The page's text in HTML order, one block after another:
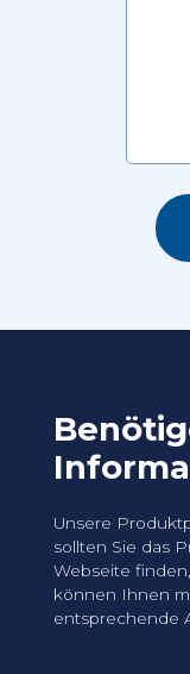
Unsere
sollten Sie das
Webseite
können Ihnen
entsprechende